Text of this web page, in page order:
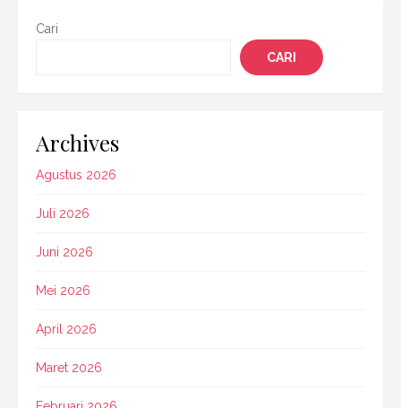
Cari
CARI
Archives
Agustus 2026
Juli 2026
Juni 2026
Mei 2026
April 2026
Maret 2026